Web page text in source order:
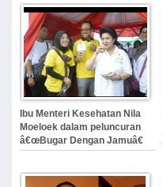
Gujati di Kementerian
Perindustrian Jakarta
(September 2013)
Ibu Menteri Kesehatan Nila
Moeloek dalam peluncuran
â€œBugar Dengan Jamuâ€
(BuDe Jamu), Nov 2014